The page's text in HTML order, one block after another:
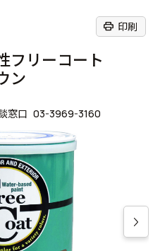
print 印刷
フリーコート
ン
窓口 03-3969-3160